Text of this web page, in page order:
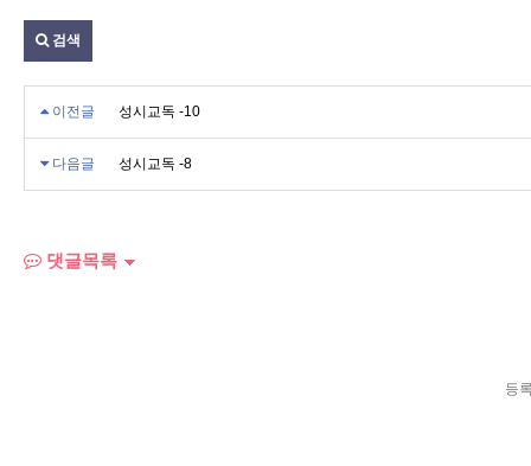
검색
이전글 성시교독 -10
다음글 성시교독 -8
댓글목록
등